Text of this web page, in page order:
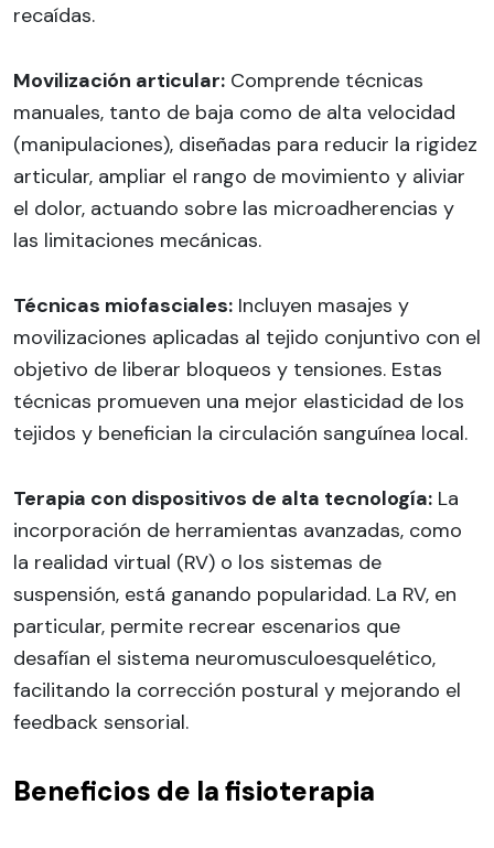
recaídas.
Movilización articular: Comprende técnicas
manuales, tanto de baja como de alta velocidad
(manipulaciones), diseñadas para reducir la rigidez
articular, ampliar el rango de movimiento y aliviar
el dolor, actuando sobre las microadherencias y
las limitaciones mecánicas.
Técnicas miofasciales: Incluyen masajes y
movilizaciones aplicadas al tejido conjuntivo con el
objetivo de liberar bloqueos y tensiones. Estas
técnicas promueven una mejor elasticidad de los
tejidos y benefician la circulación sanguínea local.
Terapia con dispositivos de alta tecnología: La
incorporación de herramientas avanzadas, como
la realidad virtual (RV) o los sistemas de
suspensión, está ganando popularidad. La RV, en
particular, permite recrear escenarios que
desafían el sistema neuromusculoesquelético,
facilitando la corrección postural y mejorando el
feedback sensorial.
Beneficios de la fisioterapia